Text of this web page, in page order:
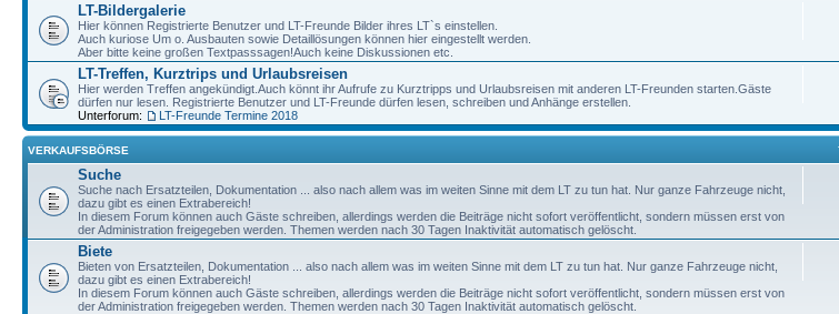
LT-Bildergalerie
Hier können Registrierte Benutzer und LT-Freunde Bilder ihres LT`s einstellen.
Auch kuriose Um o. Ausbauten sowie Detaillösungen können hier eingestellt werden.
Aber bitte keine großen Textpasssagen!Auch keine Diskussionen etc.
LT-Treffen, Kurztrips und Urlaubsreisen
Hier werden Treffen angekündigt.Auch könnt ihr Aufrufe zu Kurztripps und Urlaubsreisen mit anderen LT-Freunden starten.Gäste
dürfen nur lesen. Registrierte Benutzer und LT-Freunde dürfen lesen, schreiben und Anhänge erstellen.
Unterforum:
LT-Freunde Termine 2018
VERKAUFSBÖRSE
Suche
Suche nach Ersatzteilen, Dokumentation ... also nach allem was im weiten Sinne mit dem LT zu tun hat. Nur ganze Fahrzeuge nicht,
dazu gibt es einen Extrabereich!
In diesem Forum können auch Gäste schreiben, allerdings werden die Beiträge nicht sofort veröffentlicht, sondern müssen erst von
der Administration freigegeben werden. Themen werden nach 30 Tagen Inaktivität automatisch gelöscht.
Biete
Bieten von Ersatzteilen, Dokumentation ... also nach allem was im weiten Sinne mit dem LT zu tun hat. Nur ganze Fahrzeuge nicht,
dazu gibt es einen Extrabereich!
In diesem Forum können auch Gäste schreiben, allerdings werden die Beiträge nicht sofort veröffentlicht, sondern müssen erst von
der Administration freigegeben werden. Themen werden nach 30 Tagen Inaktivität automatisch gelöscht.